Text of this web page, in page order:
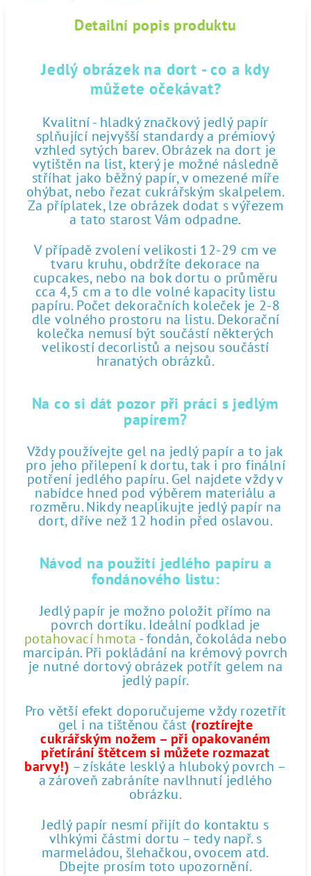
Detailní popis produktu
Jedlý obrázek na dort - co a kdy
můžete očekávat?
Kvalitní - hladký značkový jedlý papír
splňující nejvyšší standardy a prémiový
vzhled sytých barev. Obrázek na dort je
vytištěn na list, který je možné následně
stříhat jako běžný papír, v omezené míře
ohýbat, nebo řezat cukrářským skalpelem.
Za příplatek, lze obrázek dodat s výřezem
a tato starost Vám odpadne.
V případě zvolení velikosti 12-29 cm ve
tvaru kruhu, obdržíte dekorace na
cupcakes, nebo na bok dortu o průměru
cca 4,5 cm a to dle volné kapacity listu
papíru. Počet dekoračních koleček je 2-8
dle volného prostoru na listu. Dekorační
kolečka nemusí být součástí některých
velikostí decorlistů a nejsou součástí
hranatých obrázků.
Na co si dát pozor při práci s jedlým
papírem?
Vždy používejte gel na jedlý papír a to jak
pro jeho přilepení k dortu, tak i pro finální
potření jedlého papíru. Gel najdete vždy v
nabídce hned pod výběrem materiálu a
rozměru. Nikdy neaplikujte jedlý papír na
dort, dříve než 12 hodin před oslavou.
Návod na použití jedlého papíru a
fondánového listu:
Jedlý papír je možno položit přímo na
povrch dortíku. Ideální podklad je
potahovací hmota - fondán, čokoláda nebo
marcipán. Při pokládání na krémový povrch
je nutné dortový obrázek potřít gelem na
jedlý papír.
Pro větší efekt doporučujeme vždy rozetřít
gel i na tištěnou část (roztírejte
cukrářským nožem – při opakovaném
přetírání štětcem si můžete rozmazat
barvy!) – získáte lesklý a hluboký povrch –
a zároveň zabráníte navlhnutí jedlého
obrázku.
Jedlý papír nesmí přijít do kontaktu s
vlhkými částmi dortu – tedy např. s
marmeládou, šlehačkou, ovocem atd.
Dbejte prosím toto upozornění.